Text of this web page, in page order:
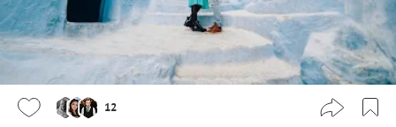
12